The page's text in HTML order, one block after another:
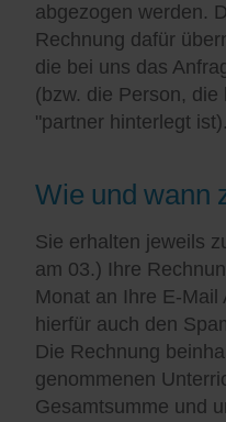
abgezogen werden.
Rechnung dafür
die bei uns das
(bzw. die Person,
"partner hinterlegt ist).
Wie und wann
Sie erhalten jeweils
am 03.) Ihre
Monat an Ihre E-Mail
hierfür auch den
Die Rechnung
genommenen
Gesamtsumme und